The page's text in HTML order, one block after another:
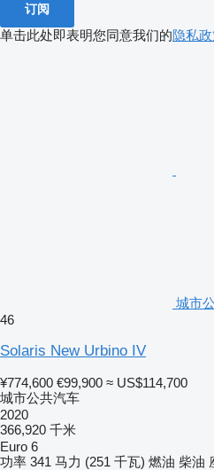
订阅
单击此处即表明您同意我们的隐私
城市
46
Solaris New Urbino IV
¥774,600 €99,900 ≈ US$114,700
城市公共汽车
2020
366,920 千米
Euro 6
功率 341 马力 (251 千瓦) 燃油 柴油